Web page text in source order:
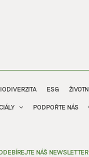
ESG
PODPOŘTE NÁS
NÁŠ NEWSLETTER